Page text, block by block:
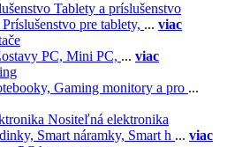
Tablety a príslušenstvo
Príslušenstvo pre tablety, ... viac
PC, Mini PC, ... viac
Gaming monitory a pro ...
Nositeľná elektronika
Smart náramky, Smart h ... viac